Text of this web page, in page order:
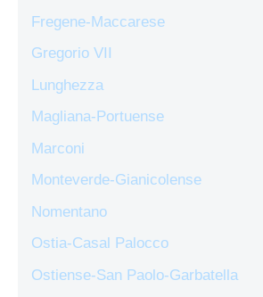
Fregene-Maccarese
Gregorio VII
Lunghezza
Magliana-Portuense
Marconi
Monteverde-Gianicolense
Nomentano
Ostia-Casal Palocco
Ostiense-San Paolo-Garbatella